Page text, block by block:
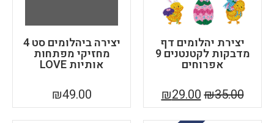
יצירת יהלומים דף
מדבקות לקטנטנים 9
אפרוחים
₪35.00
₪29.00
יצירה ביהלומים סט 4
מחזיקי מפתחות
אותיות LOVE
₪49.00